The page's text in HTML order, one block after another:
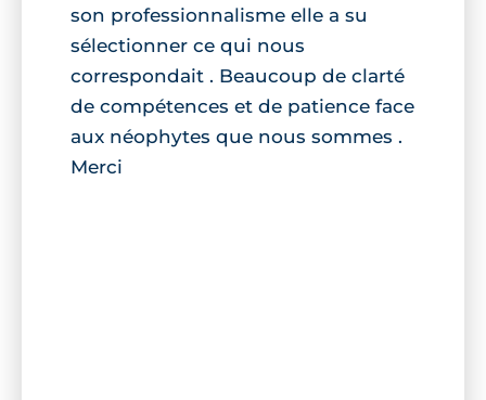
son professionnalisme elle a su
sélectionner ce qui nous
correspondait . Beaucoup de clarté
de compétences et de patience face
aux néophytes que nous sommes .
Merci